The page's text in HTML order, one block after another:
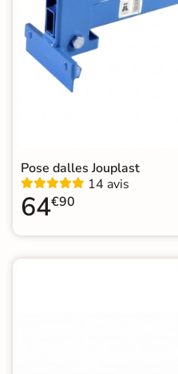
Pose dalles Jouplast
14 avis
64€90